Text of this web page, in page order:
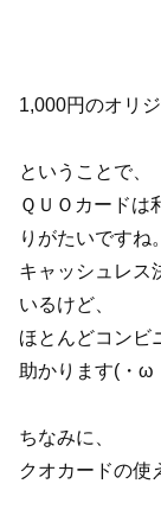
1,000円のオリ
ということで、
ＱＵＯカードは
りがたいですね。
キャッシュレス
いるけど、
ほとんどコンビ
助かります(・ω
ちなみに、
クオカードの使